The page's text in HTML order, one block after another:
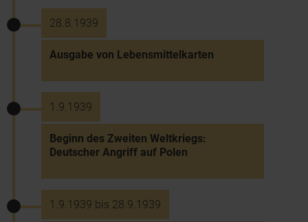
28.8.1939
Ausgabe von Lebensmittelkarten
1.9.1939
Beginn des Zweiten Weltkriegs:
Deutscher Angriff auf Polen
1.9.1939 bis 28.9.1939